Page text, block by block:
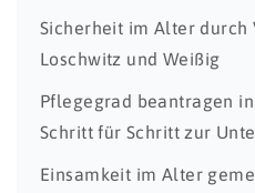
Sicherheit im Alter durch
Loschwitz und Weißig
Pflegegrad beantragen
Schritt für Schritt zur
Einsamkeit im Alter